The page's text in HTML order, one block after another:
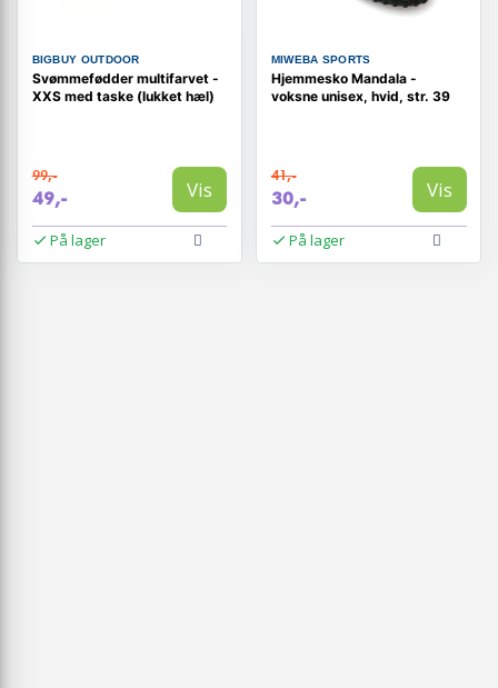
BIGBUY OUTDOOR
Svømmefødder multifarvet -
XXS med taske (lukket hæl)
99,-
49,- Vis
På lager
MIWEBA SPORTS
Hjemmesko Mandala -
voksne unisex, hvid, str. 39
41,-
30,- Vis
På lager